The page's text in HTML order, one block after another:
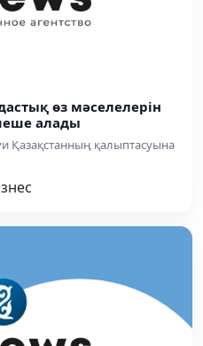
өз мәселелерін
алады
Қазақстанның қалыптасуына